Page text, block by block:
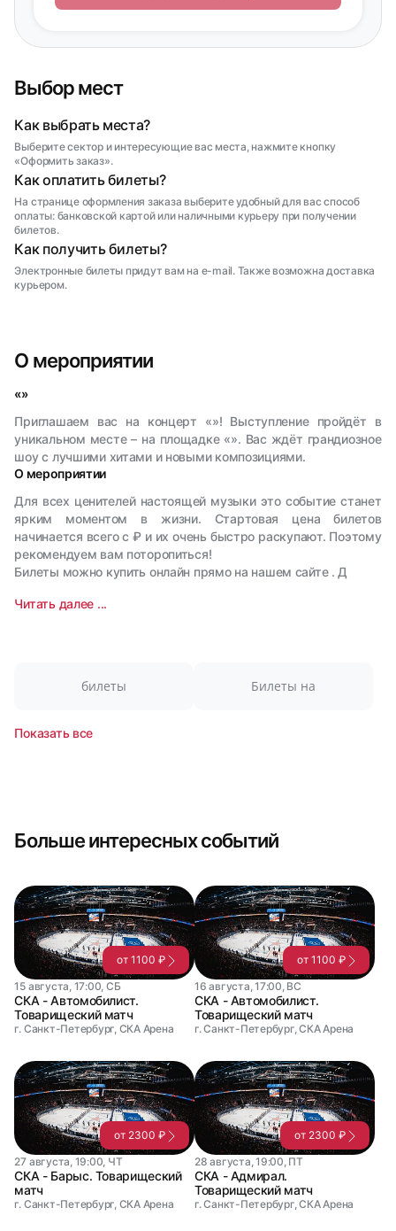
Выбор мест
Как выбрать места?
Выберите сектор и интересующие вас места, нажмите кнопку
«Оформить заказ».
Как оплатить билеты?
На странице оформления заказа выберите удобный для вас способ
оплаты: банковской картой или наличными курьеру при получении
билетов.
Как получить билеты?
Электронные билеты придут вам на e-mail. Также возможна доставка
курьером.
О мероприятии
«»
Приглашаем вас на концерт «»! Выступление пройдёт в
уникальном месте – на площадке «». Вас ждёт грандиозное
шоу с лучшими хитами и новыми композициями.
О мероприятии
Для всех ценителей настоящей музыки это событие станет
ярким моментом в жизни. Стартовая цена билетов
начинается всего с ₽ и их очень быстро раскупают. Поэтому
рекомендуем вам поторопиться!
Билеты можно купить онлайн прямо на нашем сайте . Д
Читать далее ...
билеты Билеты на
Показать все
Больше интересных событий
от 1100 ₽
15 августа, 17:00, СБ
СКА - Автомобилист.
Товарищеский матч
г. Санкт-Петербург, СКА Арена
от 1100 ₽
16 августа, 17:00, ВС
СКА - Автомобилист.
Товарищеский матч
г. Санкт-Петербург, СКА Арена
от 2300 ₽
27 августа, 19:00, ЧТ
СКА - Барыс. Товарищеский
матч
г. Санкт-Петербург, СКА Арена
от 2300 ₽
28 августа, 19:00, ПТ
СКА - Адмирал.
Товарищеский матч
г. Санкт-Петербург, СКА Арена